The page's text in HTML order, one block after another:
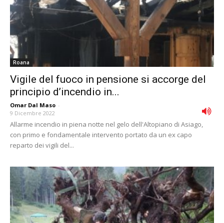
Roana
Vigile del fuoco in pensione si accorge del
principio d’incendio in...
Omar Dal Maso -
9 Dicembre 2022
Allarme incendio in piena notte nel gelo dell'Altopiano di Asiago,
con primo e fondamentale intervento portato da un ex capo
reparto dei vigili del...